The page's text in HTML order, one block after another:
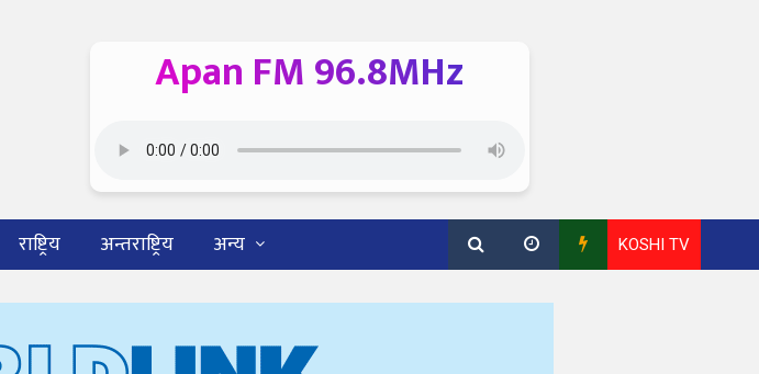
Apan FM 96.8MHz
राष्ट्रिय अन्तराष्ट्रिय अन्य KOSHI TV